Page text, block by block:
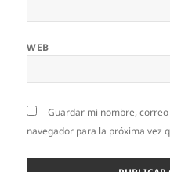
WEB
Guardar mi nombre,
navegador para la próxima vez